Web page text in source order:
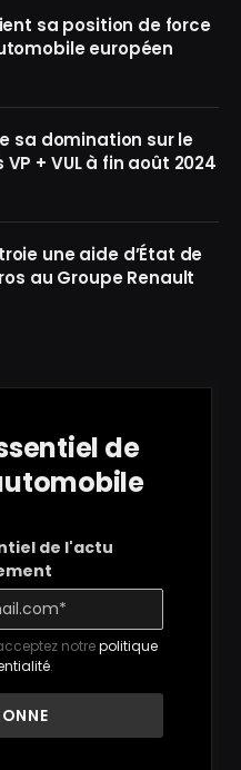
sa position de force
européen
sa domination sur le
+ VUL à fin août 2024
une aide d’État de
au Groupe Renault
de
de l'actu
notrepolitique
.